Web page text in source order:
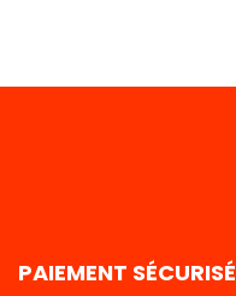
PAIEMENT SÉCURISÉ